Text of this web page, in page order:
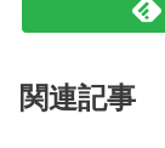
関連記事